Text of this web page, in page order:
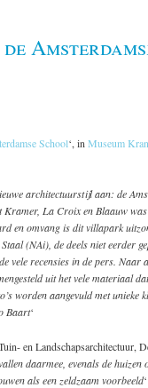
School‘, in Museum
architectuurstijl aan: de
Kramer, La Croix en Blaauw
en omvang is dit villapark
(NAi), de deels niet eerder
vele recensies in de pers. Naar
uit het vele materiaal
worden aangevuld met unieke
Baart‘
en Landschapsarchitectuur,
daarmee, evenals de huizen
als een zeldzaam voorbeeld